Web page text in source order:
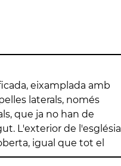
eixamplada amb
laterals, només
que ja no han de
L'exterior de l'església
igual que tot el
que és de lloses
Actualment és un